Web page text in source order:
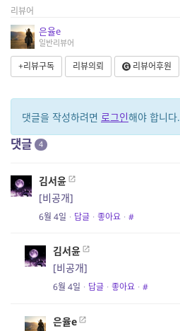
리뷰어
은율e
일반리뷰어
+리뷰구독 리뷰의뢰 리뷰어후원
댓글을 작성하려면 로그인해야 합니다.
댓글 4
김서윤
[비공개]
6월 4일 · 답글 · 좋아요 · #
김서윤
[비공개]
6월 4일 · 답글 · 좋아요 · #
은율e